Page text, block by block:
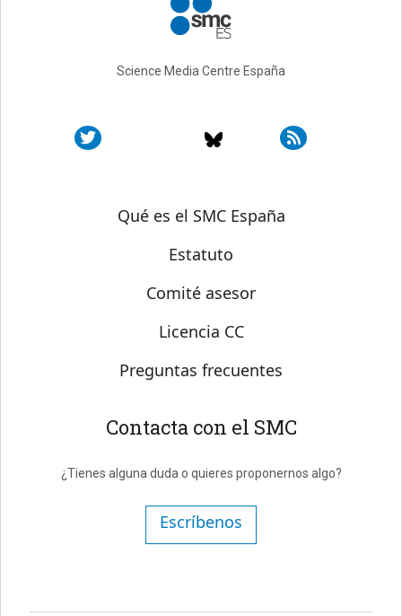
Science Media Centre España
Sobre SMC España
Qué es el SMC España
Estatuto
Comité asesor
Licencia CC
Preguntas frecuentes
Contacta con el SMC
¿Tienes alguna duda o quieres proponernos algo?
Escríbenos